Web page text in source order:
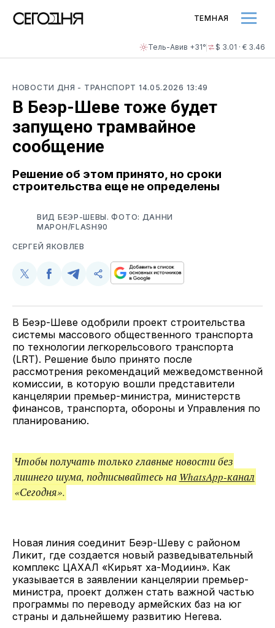
Тель-Авив +31° $ 3.01 · € 3.46
ТЕМНАЯ
НОВОСТИ ДНЯ - ТРАНСПОРТ 14.05.2026 13:49
В Беэр-Шеве тоже будет
запущено трамвайное
сообщение
Решение об этом принято, но сроки
строительства еще не определены
ВИД БЕЭР-ШЕВЫ. ФОТО: ДАННИ
МАРОН/FLASH90
СЕРГЕЙ ЯКОВЛЕВ
Поделиться
Twitter
Поделиться
Facebook
Поделиться
Telegram
Скопируйте
поделитесь
ссылкой
В Беэр-Шеве одобрили проект строительства
системы массового общественного транспорта
по технологии легкорельсового транспорта
(LRT). Решение было принято после
рассмотрения рекомендаций межведомственной
комиссии, в которую вошли представители
канцелярии премьер-министра, министерств
финансов, транспорта, обороны и Управления по
планированию.
Чтобы получать только главные новости без
лишнего шума, подписывайтесь на WhatsApp-канал
«Сегодня».
Новая линия соединит Беэр-Шеву с районом
Ликит, где создается новый разведывательный
комплекс ЦАХАЛ «Кирьят ха-Модиин». Как
указывается в заявлении канцелярии премьер-
министра, проект должен стать важной частью
программы по переводу армейских баз на юг
страны и дальнейшему развитию Негева.